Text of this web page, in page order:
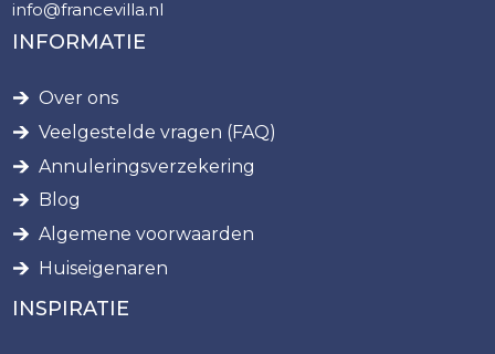
info@francevilla.nl
INFORMATIE
Over ons
Veelgestelde vragen (FAQ)
Annuleringsverzekering
Blog
Algemene voorwaarden
Huiseigenaren
INSPIRATIE